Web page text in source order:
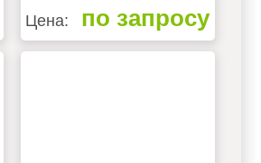
Цена: по запросу